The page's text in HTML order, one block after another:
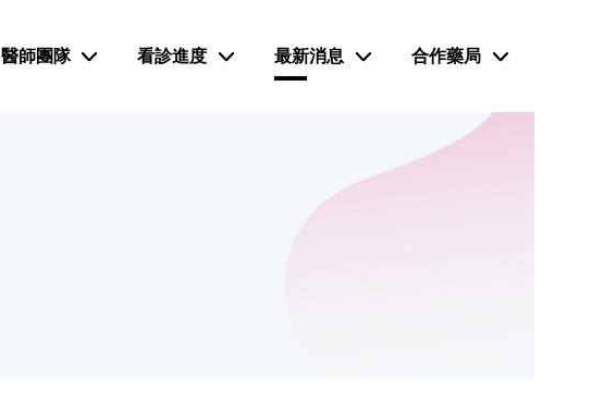
醫師團隊 看診進度 最新消息 合作藥局